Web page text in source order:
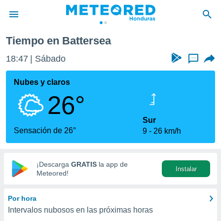
de
ha sido
calidad.
a este
las
y
digital
basada
Tiempo en Battersea
18:47 Sábado ...
Nubes y claros
26°
Sensación de 26°
Sur
9
26 km/h
¡Descarga GRATIS la app de
Meteored!
Instalar
Por hora
Intervalos nubosos en las próximas horas